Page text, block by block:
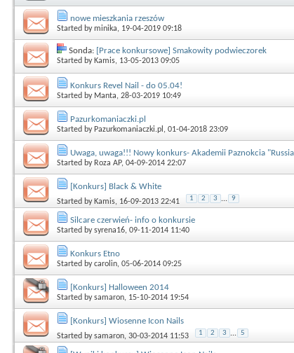
nowe mieszkania rzeszów
Started byminika, 19-04-2019 09:18
Sonda: [Prace konkursowe] Smakowity podwieczorek
Started by Kamis, 13-05-2013 09:05
Konkurs Revel Nail - do 05.04!
Started by Manta, 28-03-2019 10:49
Pazurkomaniaczki.pl
Started by Pazurkomaniaczki.pl , 01-04-2018 23:09
Uwaga, uwaga!!! Nowy konkurs- Akademii Paznokcia
Started by Roza AP, 04-09-2014 22:07
[Konkurs] Black & White
Started by Kamis, 16-09-2013 22:41 1 2 3 ... 9
Silcare czerwień- info o konkursie
Started bysyrena16, 09-11-2014 11:40
Konkurs Etno
Started bycarolin, 05-06-2014 09:25
[Konkurs] Halloween 2014
Started bysamaron, 15-10-2014 19:54
[Konkurs] Wiosenne Icon Nails
Started bysamaron, 30-03-2014 11:53 1 2 3 ... 5